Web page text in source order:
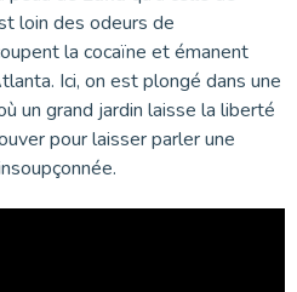
loin des odeurs de
la cocaïne et émanent
Ici, on est plongé dans une
un grand jardin laisse la liberté
pour laisser parler une